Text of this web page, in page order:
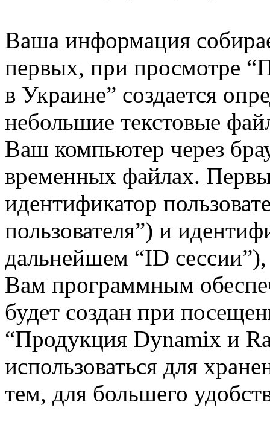
Ваша информация
первых, при просмотре
в Украине” создается
небольшие текстовые
Ваш компьютер через
временных файлах.
идентификатор
пользователя”) и
дальнейшем “ID
Вам программным
будет создан при
“Продукция Dynamix и
использоваться для
тем, для большего